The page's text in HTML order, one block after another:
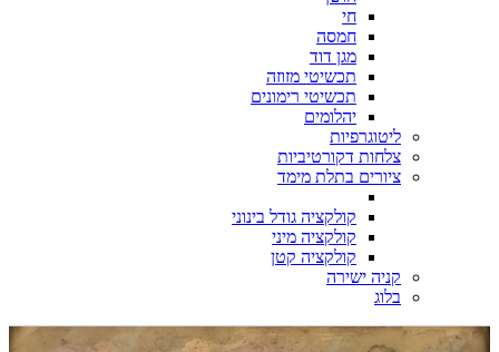
חי
חמסה
מגן דוד
תכשיטי מזוזה
תכשיטי רימונים
יהלומים
ליטוגרפיות
צלחות דקורטיביות
ציורים בתלת מימד
קולקציה גודל בינוני
קולקציה מיני
קולקציה קטן
קניה ישירה
בלוג